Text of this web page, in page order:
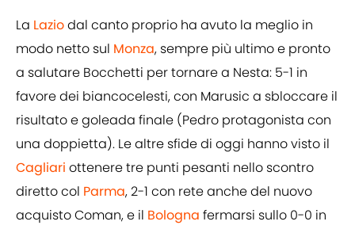
La Laziodal canto proprio ha avuto la meglio in
modo netto sul Monza, sempre più ultimo e pronto
a salutare Bocchetti per tornare a Nesta: 5-1 in
favore dei biancocelesti, con Marusic a sbloccare il
risultato e goleada finale (Pedro protagonista con
una doppietta). Le altre sfide di oggi hanno visto il
Cagliari ottenere tre punti pesanti nello scontro
diretto col Parma, 2-1 con rete anche del nuovo
acquisto Coman, e il Bologna fermarsi sullo 0-0 in